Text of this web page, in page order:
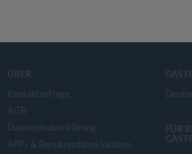
ÜBER
Kontaktanfrage
AGB
Datenschutzerklärung
APP- & Benutzerdaten löschen
FÜR